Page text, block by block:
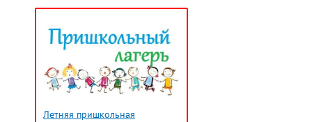
Летняя пришкольная